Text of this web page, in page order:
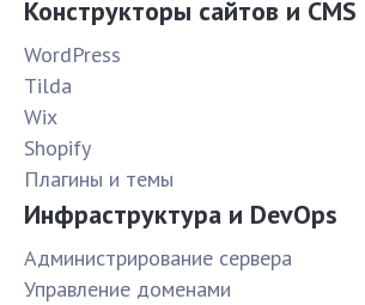
Конструкторы сайтов и CMS
WordPress
Tilda
Wix
Shopify
Плагины и темы
Инфраструктура и DevOps
Администрирование сервера
Управление доменами